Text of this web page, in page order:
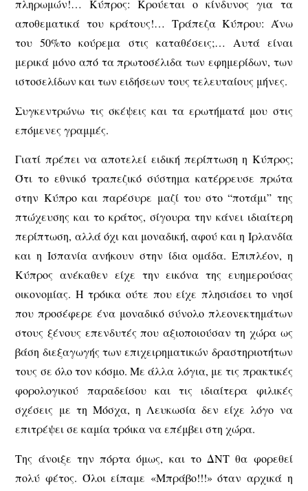
πληρωμών!… Κύπρος: Κρούεται ο κίνδυνος για τα
αποθεματικά του κράτους!… Τράπεζα Κύπρου: Άνω
του 50%το κούρεμα στις καταθέσεις;… Αυτά είναι
μερικά μόνο από τα πρωτοσέλιδα των εφημερίδων, των
ιστοσελίδων και των ειδήσεων τους τελευταίους μήνες.
Συγκεντρώνω τις σκέψεις και τα ερωτήματά μου στις
επόμενες γραμμές.
Γιατί πρέπει να αποτελεί ειδική περίπτωση η Κύπρος;
Ότι το εθνικό τραπεζικό σύστημα κατέρρευσε πρώτα
στην Κύπρο και παρέσυρε μαζί του στο “ποτάμι” της
πτώχευσης και το κράτος, σίγουρα την κάνει ιδιαίτερη
περίπτωση, αλλά όχι και μοναδική, αφού και η Ιρλανδία
και η Ισπανία ανήκουν στην ίδια ομάδα. Επιπλέον, η
Κύπρος ανέκαθεν είχε την εικόνα της ευημερούσας
οικονομίας. Η τρόικα ούτε που είχε πλησιάσει το νησί
που προσέφερε ένα μοναδικό σύνολο πλεονεκτημάτων
στους ξένους επενδυτές που αξιοποιούσαν τη χώρα ως
βάση διεξαγωγής των επιχειρηματικών δραστηριοτήτων
τους σε όλο τον κόσμο. Με άλλα λόγια, με τις πρακτικές
φορολογικού παραδείσου και τις ιδιαίτερα φιλικές
σχέσεις με τη Μόσχα, η Λευκωσία δεν είχε λόγο να
επιτρέψει σε καμία τρόικα να επέμβει στη χώρα.
Της άνοιξε την πόρτα όμως, και το ΔΝΤ θα φορεθεί
πολύ φέτος. Όλοι είπαμε «Μπράβο!!!» όταν αρχικά η